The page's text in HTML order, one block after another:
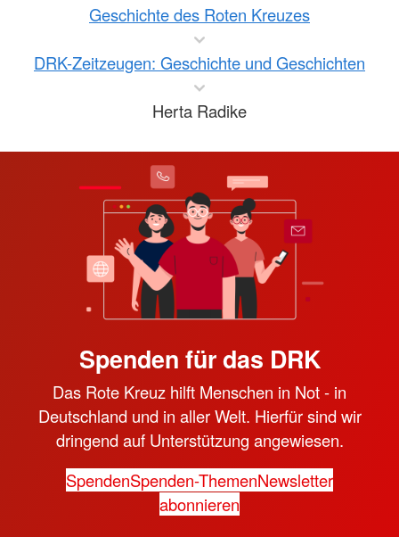
Geschichte des Roten Kreuzes
DRK-Zeitzeugen: Geschichte und Geschichten
Herta Radike
Spenden für das DRK
Das Rote Kreuz hilft Menschen in Not - in
Deutschland und in aller Welt. Hierfür sind wir
dringend auf Unterstützung angewiesen.
SpendenSpenden-ThemenNewsletter
abonnieren